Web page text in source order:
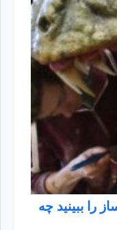
را ببینید چه